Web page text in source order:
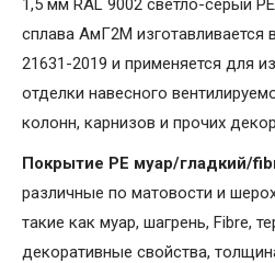
1,5 мм RAL 9002 светло-серый
сплава АмГ2М изготавливается
21631-2019 и применяется для
отделки навесного
колонн, карнизов и прочих
Покрытие PE муар/гладкий/
различные по матовости и
такие как муар, шагрень, Fibrе,
декоративные свойства,